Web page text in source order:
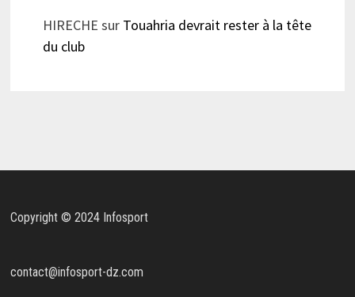
HIRECHE sur Touahria devrait rester à la tête
du club
Copyright © 2024 Infosport
contact@infosport-dz.com